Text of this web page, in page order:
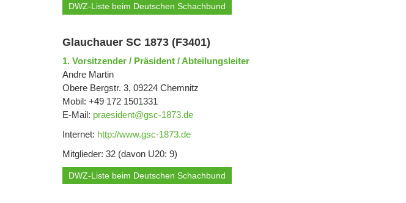
DWZ-Liste beim Deutschen Schachbund
Glauchauer SC 1873 (F3401)
1. Vorsitzender / Präsident / Abteilungsleiter
Andre Martin
Obere Bergstr. 3, 09224 Chemnitz
Mobil: +49 172 1501331
E-Mail: praesident@gsc-1873.de
Internet: http://www.gsc-1873.de
Mitglieder: 32 (davon U20: 9)
DWZ-Liste beim Deutschen Schachbund